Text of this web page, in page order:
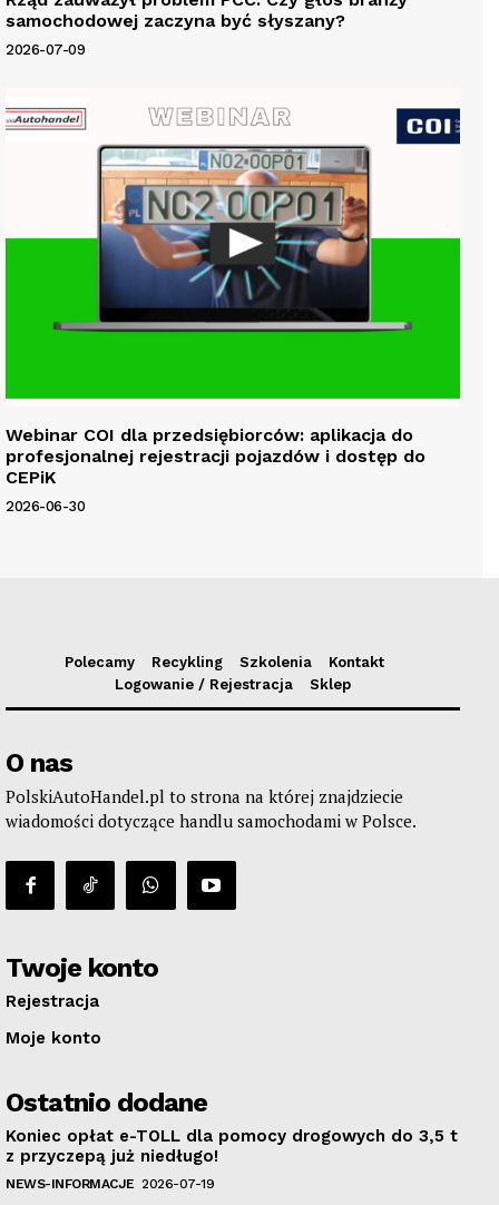
samochodowej zaczyna być słyszany?
2026-07-09
Webinar COI dla przedsiębiorców: aplikacja do
profesjonalnej rejestracji pojazdów i dostęp do
CEPiK
2026-06-30
Polecamy Recykling Szkolenia
Kontakt
Logowanie / Rejestracja
Sklep
O nas
PolskiAutoHandel.pl to strona na której znajdziecie
wiadomości dotyczące handlu samochodami w Polsce.
Twoje konto
Rejestracja
Moje konto
Ostatnio dodane
Koniec opłat e-TOLL dla pomocy drogowych do 3,5 t
z przyczepą już niedługo!
NEWS-INFORMACJE 2026-07-19